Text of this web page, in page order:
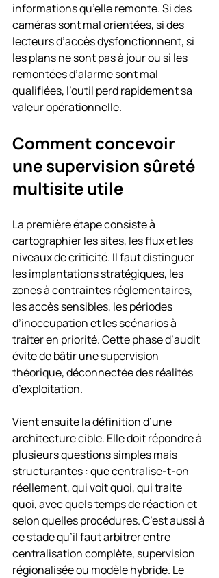
informations qu’elle remonte. Si des
caméras sont mal orientées, si des
lecteurs d’accès dysfonctionnent, si
les plans ne sont pas à jour ou si les
remontées d’alarme sont mal
qualifiées, l’outil perd rapidement sa
valeur opérationnelle.
Comment concevoir
une supervision sûreté
multisite utile
La première étape consiste à
cartographier les sites, les flux et les
niveaux de criticité. Il faut distinguer
les implantations stratégiques, les
zones à contraintes réglementaires,
les accès sensibles, les périodes
d’inoccupation et les scénarios à
traiter en priorité. Cette phase d’audit
évite de bâtir une supervision
théorique, déconnectée des réalités
d’exploitation.
Vient ensuite la définition d’une
architecture cible. Elle doit répondre à
plusieurs questions simples mais
structurantes : que centralise-t-on
réellement, qui voit quoi, qui traite
quoi, avec quels temps de réaction et
selon quelles procédures. C’est aussi à
ce stade qu’il faut arbitrer entre
centralisation complète, supervision
régionalisée ou modèle hybride. Le